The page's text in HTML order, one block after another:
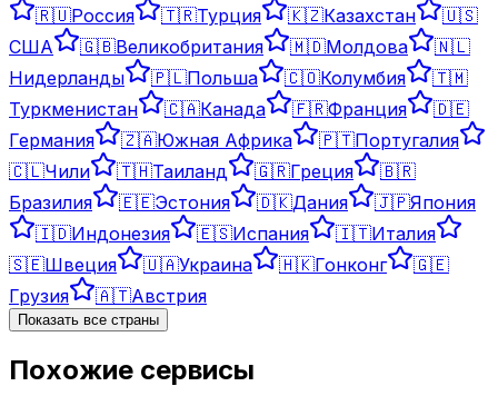
🇷🇺Россия 🇹🇷Турция 🇰🇿Казахстан
🇺🇸
США
🇬🇧Великобритания 🇲🇩Молдова
🇳🇱
Нидерланды
🇵🇱Польша 🇨🇴Колумбия
🇹🇲
Туркменистан
🇨🇦Канада 🇫🇷Франция
🇩🇪
Германия
🇿🇦Южная Африка 🇵🇹Португалия
🇨🇱Чили 🇹🇭Таиланд 🇬🇷Греция
🇧🇷
Бразилия
🇪🇪Эстония 🇩🇰Дания 🇯🇵Япония
🇮🇩Индонезия 🇪🇸Испания 🇮🇹Италия
🇸🇪Швеция 🇺🇦Украина 🇭🇰Гонконг
🇬🇪
Грузия
🇦🇹Австрия
Показать все страны
Похожие сервисы